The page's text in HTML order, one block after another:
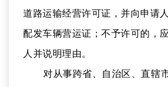
道路运输经营许可证，并向申请
配发车辆营运证；不予许可的，
人并说明理由。
对从事跨省、自治区、直辖